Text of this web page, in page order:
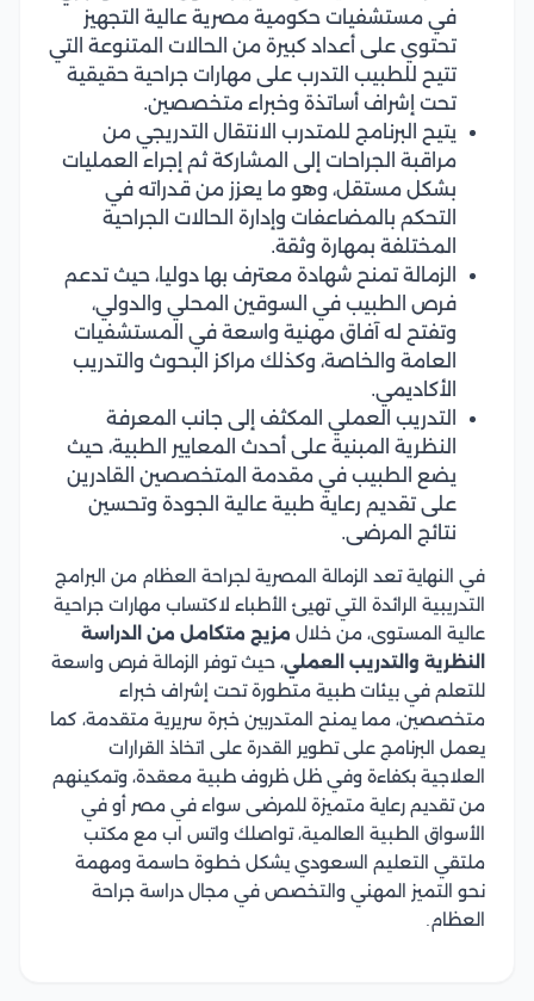
في مستشفيات حكومية مصرية عالية التجهيز
تحتوي على أعداد كبيرة من الحالات المتنوعة التي
تتيح للطبيب التدرب على مهارات جراحية حقيقية
تحت إشراف أساتذة وخبراء متخصصين.
يتيح البرنامج للمتدرب الانتقال التدريجي من
مراقبة الجراحات إلى المشاركة ثم إجراء العمليات
بشكل مستقل، وهو ما يعزز من قدراته في
التحكم بالمضاعفات وإدارة الحالات الجراحية
المختلفة بمهارة وثقة.
الزمالة تمنح شهادة معترف بها دوليا، حيث تدعم
فرص الطبيب في السوقين المحلي والدولي،
وتفتح له آفاق مهنية واسعة في المستشفيات
العامة والخاصة، وكذلك مراكز البحوث والتدريب
الأكاديمي.
التدريب العملي المكثف إلى جانب المعرفة
النظرية المبنية على أحدث المعايير الطبية، حيث
يضع الطبيب في مقدمة المتخصصين القادرين
على تقديم رعاية طبية عالية الجودة وتحسين
نتائج المرضى.
في النهاية تعد الزمالة المصرية لجراحة العظام من البرامج
التدريبية الرائدة التي تهيئ الأطباء لاكتساب مهارات جراحية
عالية المستوى، من خلال مزيج متكامل من الدراسة
النظرية والتدريب العملي، حيث توفر الزمالة فرص واسعة
للتعلم في بيئات طبية متطورة تحت إشراف خبراء
متخصصين، مما يمنح المتدربين خبرة سريرية متقدمة، كما
يعمل البرنامج على تطوير القدرة على اتخاذ القرارات
العلاجية بكفاءة وفي ظل ظروف طبية معقدة، وتمكينهم
من تقديم رعاية متميزة للمرضى سواء في مصر أو في
الأسواق الطبية العالمية، تواصلك واتس اب مع مكتب
ملتقي التعليم السعودي يشكل خطوة حاسمة ومهمة
نحو التميز المهني والتخصص في مجال دراسة جراحة
العظام.